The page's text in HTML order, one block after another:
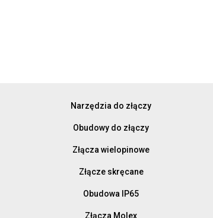
Narzędzia do złączy
Obudowy do złączy
Złącza wielopinowe
Złącze skręcane
Obudowa IP65
Złącza Molex